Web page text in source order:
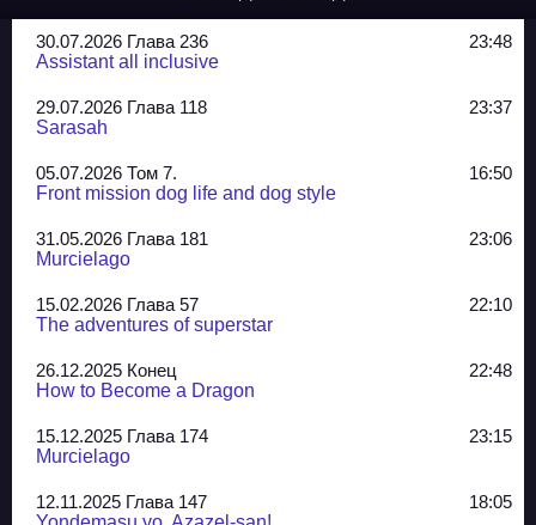
30.07.2026 Глава 236
23:48
Assistant all inclusive
29.07.2026 Глава 118
23:37
Sarasah
05.07.2026 Том 7.
16:50
Front mission dog life and dog style
31.05.2026 Глава 181
23:06
Murcielago
15.02.2026 Глава 57
22:10
The adventures of superstar
26.12.2025 Конец
22:48
How to Become a Dragon
15.12.2025 Глава 174
23:15
Murcielago
12.11.2025 Глава 147
18:05